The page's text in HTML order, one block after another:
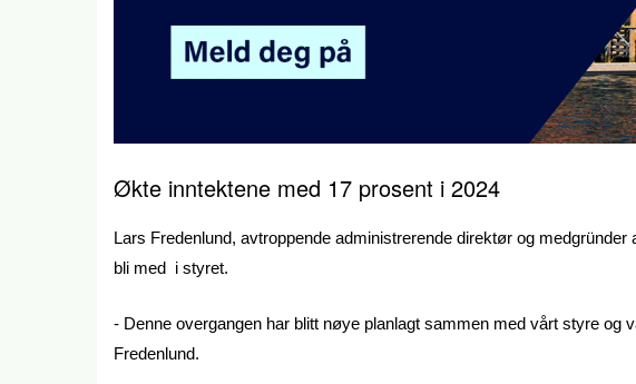
Økte inntektene med 17 prosent i 2024
Lars Fredenlund, avtroppende administrerende direktør og
bli med i styret.
- Denne overgangen har blitt nøye planlagt sammen med vårt styre og
Fredenlund.